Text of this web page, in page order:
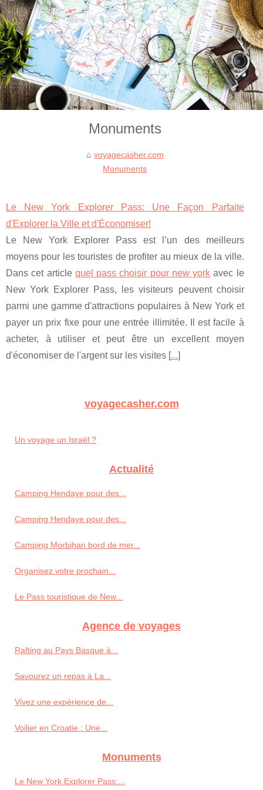
Monuments
voyagecasher.com
Monuments
Le New York Explorer Pass: Une Façon Parfaite
d'Explorer la Ville et d'Économiser!
Le New York Explorer Pass est l’un des meilleurs
moyens pour les touristes de profiter au mieux de la ville.
Dans cet article quel pass choisir pour new york avec le
New York Explorer Pass, les visiteurs peuvent choisir
parmi une gamme d'attractions populaires à New York et
payer un prix fixe pour une entrée illimitée. Il est facile à
acheter, à utiliser et peut être un excellent moyen
d'économiser de l'argent sur les visites [...]
voyagecasher.com
Un voyage un Israël ?
Actualité
Camping Hendaye pour des...
Camping Hendaye pour des...
Camping Morbihan bord de mer...
Organisez votre prochain...
Le Pass touristique de New...
Agence de voyages
Rafting au Pays Basque à...
Savourez un repas à La...
Vivez une expérience de...
Voilier en Croatie : Une...
Monuments
Le New York Explorer Pass:...